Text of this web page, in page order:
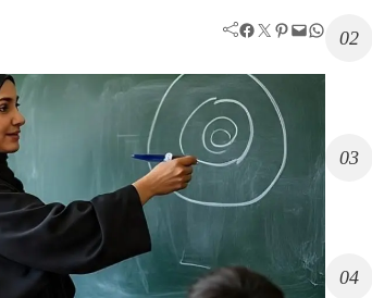
Facebook Twitter Pinterest Mail WhatsApp 02
03
04